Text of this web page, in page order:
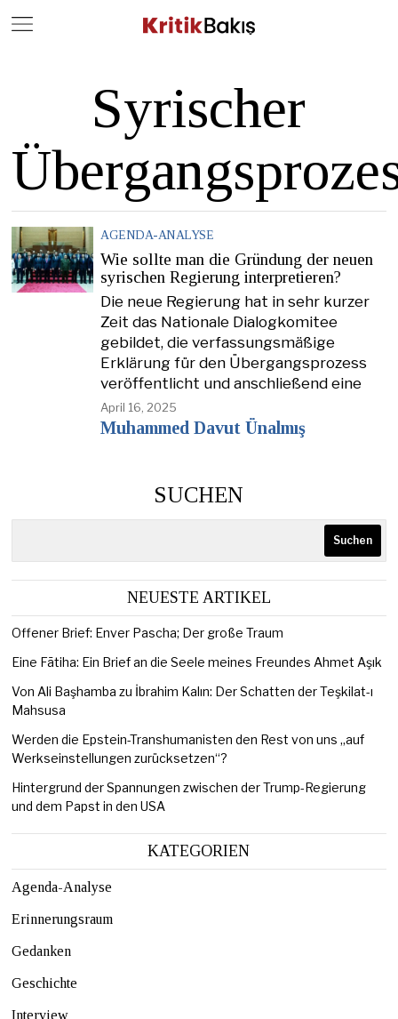
Syrischer
AGENDA-ANALYSE
Wie sollte man die Gründung der neuen
syrischen Regierung interpretieren?
Die neue Regierung hat in sehr kurzer
Zeit das Nationale Dialogkomitee
gebildet, die verfassungsmäßige
Erklärung für den Übergangsprozess
veröffentlicht und anschließend eine
April 16, 2025
Muhammed Davut Ünalmış
SUCHEN
Suchen
NEUESTE ARTIKEL
Offener Brief: Enver Pascha; Der große Traum
Eine Fātiha: Ein Brief an die Seele meines Freundes Ahmet Aşık
Von Ali Başhamba zu İbrahim Kalın: Der Schatten der Teşkilat-ı
Mahsusa
Werden die Epstein-Transhumanisten den Rest von uns „auf
Werkseinstellungen zurücksetzen“?
Hintergrund der Spannungen zwischen der Trump-Regierung
und dem Papst in den USA
KATEGORIEN
Agenda-Analyse
Erinnerungsraum
Gedanken
Geschichte
Interview